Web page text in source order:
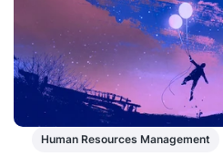
Human Resources Management